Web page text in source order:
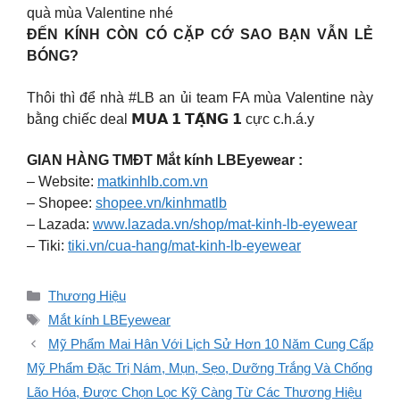
quà mùa Valentine nhé
ĐẾN KÍNH CÒN CÓ CẶP CỚ SAO BẠN VẪN LẺ
BÓNG?
Thôi thì để nhà #LB an ủi team FA mùa Valentine này
bằng chiếc deal 𝗠𝗨𝗔 𝟭 𝗧𝗔̣̆𝗡𝗚 𝟭 cực c.h.á.y
GIAN HÀNG TMĐT Mắt kính LBEyewear :
– Website: matkinhlb.com.vn
– Shopee: shopee.vn/kinhmatlb
– Lazada: www.lazada.vn/shop/mat-kinh-lb-eyewear
– Tiki: tiki.vn/cua-hang/mat-kinh-lb-eyewear
Danh
mục
Thương Hiệu
Thẻ
Mắt kính LBEyewear
Mỹ Phẩm Mai Hân Với Lịch Sử Hơn 10 Năm Cung Cấp
Mỹ Phẩm Đặc Trị Nám, Mụn, Sẹo, Dưỡng Trắng Và Chống
Lão Hóa, Được Chọn Lọc Kỹ Càng Từ Các Thương Hiệu